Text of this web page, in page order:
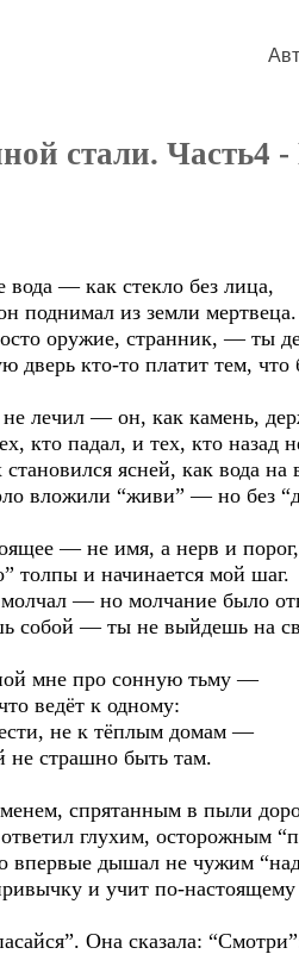
стали. Часть4
вода — как стекло без лица,
поднимал из земли мертвеца.
оружие, странник, — ты
дверь кто-то платит тем,
не лечил — он, как камень,
кто падал, и тех, кто назад
ясней, как вода на
вложили “живи” — но без
— не имя, а нерв и порог,
толпы и начинается мой шаг.
— но молчание было
собой — ты не выйдешь на
мне про сонную тьму —
ведёт к одному:
не к тёплым домам —
не страшно быть там.
спрятанным в пыли
глухим, осторожным
впервые дышал не чужим
и учит по-
Она сказала: